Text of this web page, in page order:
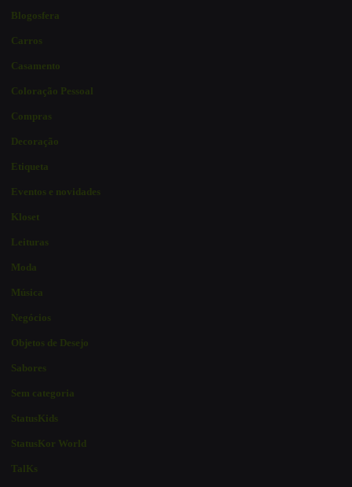
Blogosfera
Carros
Casamento
Coloração Pessoal
Compras
Decoração
Etiqueta
Eventos e novidades
Kloset
Leituras
Moda
Música
Negócios
Objetos de Desejo
Sabores
Sem categoria
StatusKids
StatusKor World
TalKs